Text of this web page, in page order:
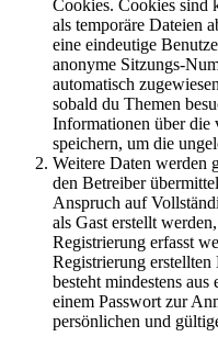
Cookies. Cookies sind
als temporäre Dateien
eine eindeutige
anonyme Sitzungs-
automatisch
sobald du Themen
Informationen über die
speichern, um die
Weitere Daten werden
den Betreiber
Anspruch auf
als Gast erstellt
Registrierung erfasst
Registrierung
besteht mindestens
einem Passwort zur
persönlichen und